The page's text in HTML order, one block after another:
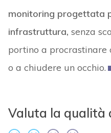
monitoring progettata
infrastruttura, senza
portino a
o a chiudere un occhio.
Valuta la qualità